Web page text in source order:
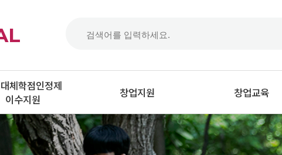
체학점인정제
이수지원
체학점인정제
이수신청
창업지원
실험실창업지원
창업교육
학생창업강좌